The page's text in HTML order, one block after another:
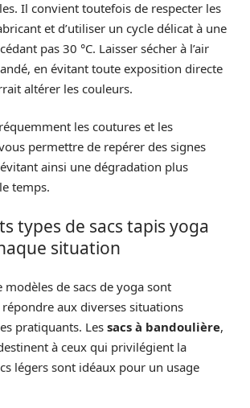
Il convient toutefois de respecter les
et d’utiliser un cycle délicat à une
pas 30 °C. Laisser sécher à l’air
en évitant toute exposition directe
altérer les couleurs.
les coutures et les
permettre de repérer des signes
ainsi une dégradation plus
temps.
types de sacs tapis yoga
situation
de sacs de yoga sont
aux diverses situations
pratiquants. Les sacs à bandoulière,
à ceux qui privilégient la
légers sont idéaux pour un usage